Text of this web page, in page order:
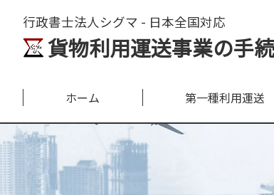
行政書士法人シグマ - 日本全国対応
貨物利用運送事業の手
ホーム 第一種利用運送